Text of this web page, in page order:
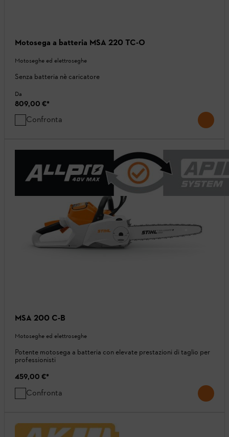
Motosega a batteria MSA 220 TC-O
Motoseghe ed elettroseghe
Senza batteria nè caricatore
Da
809,00 €*
Confronta
MSA 200 C-B
Motoseghe ed elettroseghe
Potente motosega a batteria con elevate prestazioni di taglio per
professionisti
459,00 €*
Confronta